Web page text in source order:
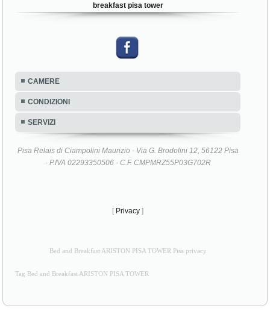
breakfast pisa tower
CAMERE
CONDIZIONI
SERVIZI
Pisa Relais di Ciampolini Maurizio - Via G. Brodolini 12, 56122 Pisa
- P.IVA 02293350506 - C.F. CMPMRZ55P03G702R
[ Privacy ]
Bed and Breakfast ARISTON PISA TOWER Pisa privacy
Tag Bed and Breakfast ARISTON PISA TOWER